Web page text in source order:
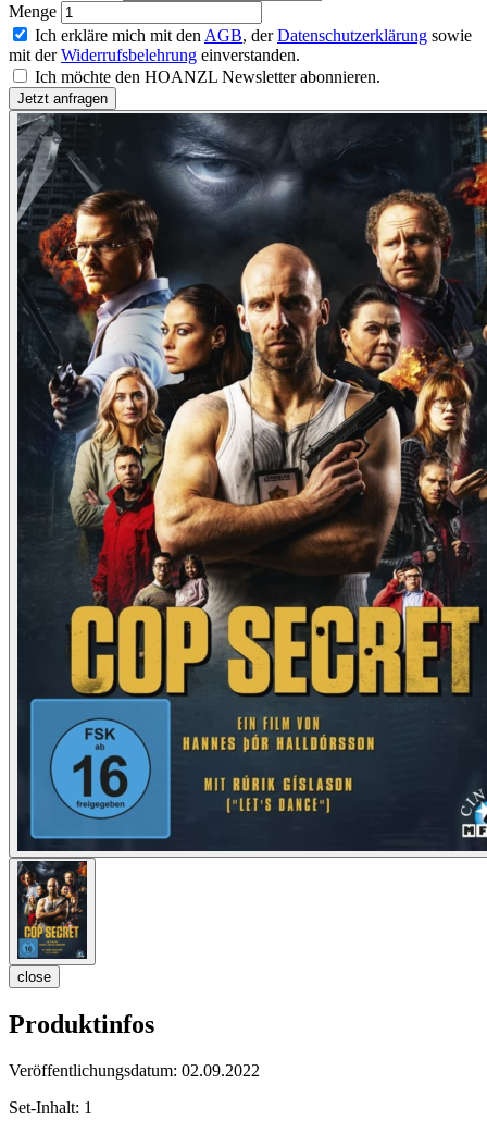
Menge
Ich erkläre mich mit den AGB, derDatenschutzerklärung sowie
mit derWiderrufsbelehrung einverstanden.
Ich möchte den HOANZL Newsletter abonnieren.
close
Produktinfos
Veröffentlichungsdatum: 02.09.2022
Set-Inhalt: 1